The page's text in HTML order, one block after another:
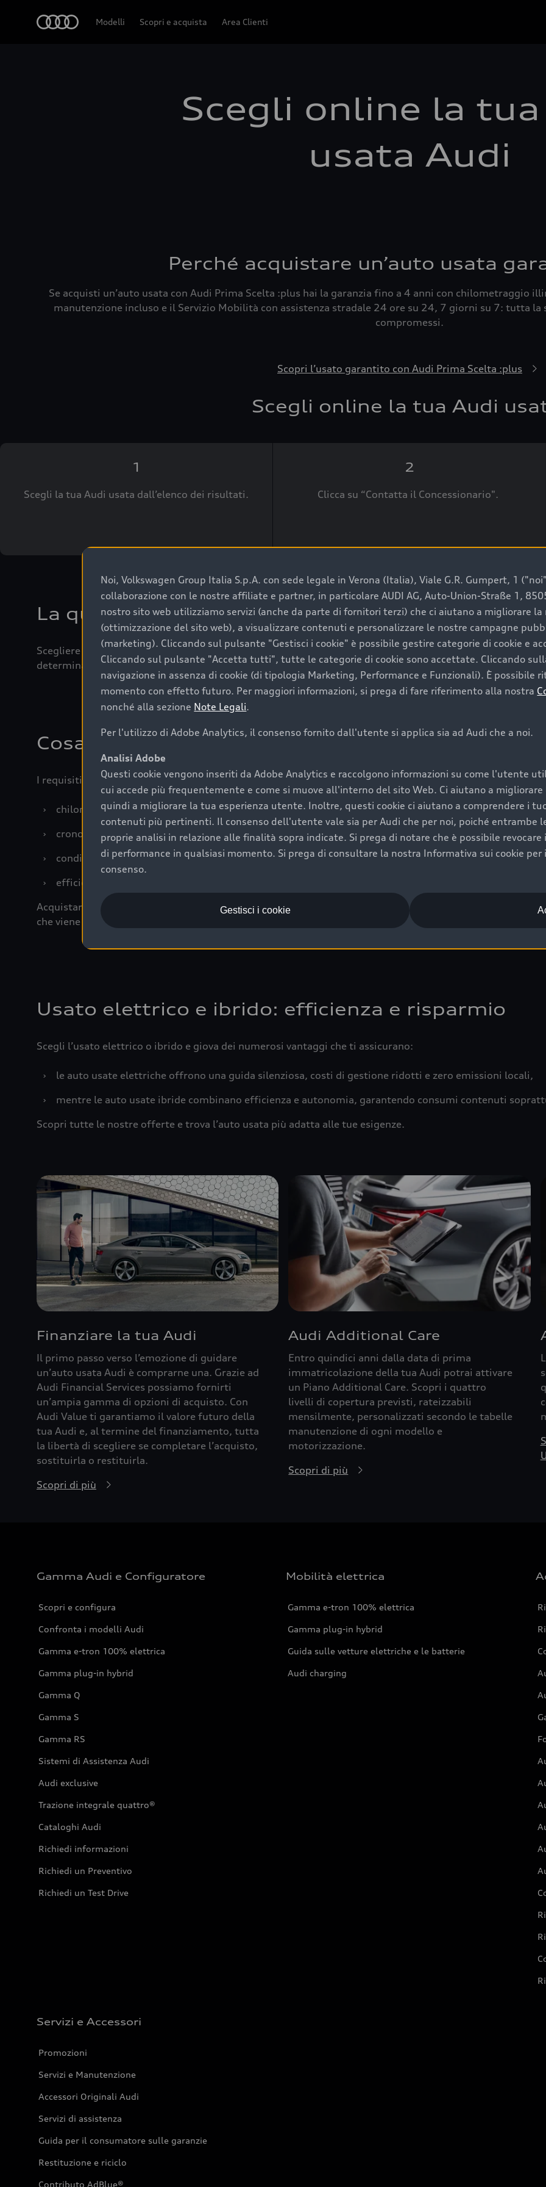
Modelli Scopri e acquista Area Clienti
Scegli online la
usata Audi
Perché acquistare un’auto usata
Se acquisti un’auto usata con Audi Prima Scelta :plus hai la garanzia fino a 4 anni con chilometraggio
manutenzione incluso e il Servizio Mobilità con assistenza stradale 24 ore su 24, 7 giorni su 7: tutta la
compromessi.
Scopri l’usato garantito con Audi Prima Scelta :plus
Scegli online la tua Audi
1
Scegli la tua Audi usata dall’elenco dei risultati.
2
Clicca su “Contatta il Concessionario".
La qualità di acquistare un’auto usata Audi
Scegliere un’auto usata è una decisione che coniuga convenienza, affidabilità e sostenibilità. Per fare un
determinanti come la garanzia inclusa e l’affidabilità del marchio. Audi offre l’auto usata perfetta tramite
Cosa sapere prima di acquistare la tua prossima
I requisiti fondamentali da considerare prima di acquistare un’auto usata, oltre al prezzo e all'aspetto,
›
chilometraggio: un valore contenuto corrisponde a uno stato migliore del veicolo e a una maggiore
›
cronologia dei tagliandi: una documentazione completa della vettura certifica una manutenzione
›
condizioni della carrozzeria e degli interni: una buona conservazione evidenzia cura e attenzione del
›
efficienza meccanica: motore, trasmissione e componenti principali in ottimo stato garantiscono
Acquistare un’auto usata in una Concessionaria ufficiale Audi che offre l’usato garantito tramite Audi
che viene sottoposto a 110 controlli approfonditi e coperto da garanzia fino a 4 anni per una maggiore
Usato elettrico e ibrido: efficienza e risparmio
Scegli l’usato elettrico o ibrido e giova dei numerosi vantaggi che ti assicurano:
›
le auto usate elettriche offrono una guida silenziosa, costi di gestione ridotti e zero emissioni locali,
›
mentre le auto usate ibride combinano efficienza e autonomia, garantendo consumi contenuti
Scopri tutte le nostre offerte e trova l’auto usata più adatta alle tue esigenze.
Finanziare la tua Audi
Il primo passo verso l’emozione di guidare
un’auto usata Audi è comprarne una. Grazie ad
Audi Financial Services possiamo fornirti
un’ampia gamma di opzioni di acquisto. Con
Audi Value ti garantiamo il valore futuro della
tua Audi e, al termine del finanziamento, tutta
la libertà di scegliere se completare l’acquisto,
sostituirla o restituirla.
Scopri di più
Audi Additional Care
Entro quindici anni dalla data di prima
immatricolazione della tua Audi potrai attivare
un Piano Additional Care. Scopri i quattro
livelli di copertura previsti, rateizzabili
mensilmente, personalizzati secondo le tabelle
manutenzione di ogni modello e
motorizzazione.
Scopri di più
Gamma Audi e Configuratore
Scopri e configura
Confronta i modelli Audi
Gamma e-tron 100% elettrica
Gamma plug-in hybrid
Gamma Q
Gamma S
Gamma RS
Sistemi di Assistenza Audi
Audi exclusive
Trazione integrale quattro®
Cataloghi Audi
Richiedi informazioni
Richiedi un Preventivo
Richiedi un Test Drive
Mobilità elettrica
Gamma e-tron 100% elettrica
Gamma plug-in hybrid
Guida sulle vetture elettriche e le batterie
Audi charging
Servizi e Accessori
Promozioni
Servizi e Manutenzione
Accessori Originali Audi
Servizi di assistenza
Guida per il consumatore sulle garanzie
Restituzione e riciclo
Contributo AdBlue®
Noi, Volkswagen Group Italia S.p.A. con sede legale in Verona (Italia), Viale G.R. Gumpert, 1
collaborazione con le nostre affiliate e partner, in particolare AUDI AG, Auto-Union-Straße 1,
nostro sito web utilizziamo servizi (anche da parte di fornitori terzi) che ci aiutano a migliorare la
(ottimizzazione del sito web), a visualizzare contenuti e personalizzare le nostre campagne
(marketing). Cliccando sul pulsante "Gestisci i cookie" è possibile gestire categorie di cookie e
Cliccando sul pulsante "Accetta tutti", tutte le categorie di cookie sono accettate. Cliccando
navigazione in assenza di cookie (di tipologia Marketing, Performance e Funzionali). È possibile
momento con effetto futuro. Per maggiori informazioni, si prega di fare riferimento alla nostra
nonché alla sezione Note Legali.
Per l'utilizzo di Adobe Analytics, il consenso fornito dall'utente si applica sia ad Audi che a noi.
Analisi Adobe
Questi cookie vengono inseriti da Adobe Analytics e raccolgono informazioni su come l'utente
cui accede più frequentemente e come si muove all'interno del sito Web. Ci aiutano a
quindi a migliorare la tua esperienza utente. Inoltre, questi cookie ci aiutano a comprendere i
contenuti più pertinenti. Il consenso dell'utente vale sia per Audi che per noi, poiché entrambe
proprie analisi in relazione alle finalità sopra indicate. Si prega di notare che è possibile
di performance in qualsiasi momento. Si prega di consultare la nostra Informativa sui cookie per
consenso.
Gestisci i cookie